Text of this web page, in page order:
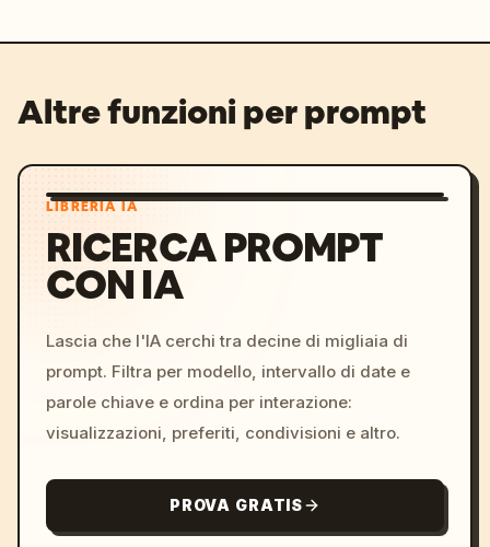
Altre funzioni per prompt
LIBRERIA IA
RICERCA PROMPT
CON IA
Lascia che l'IA cerchi tra decine di migliaia di
prompt. Filtra per modello, intervallo di date e
parole chiave e ordina per interazione:
visualizzazioni, preferiti, condivisioni e altro.
PROVA GRATIS